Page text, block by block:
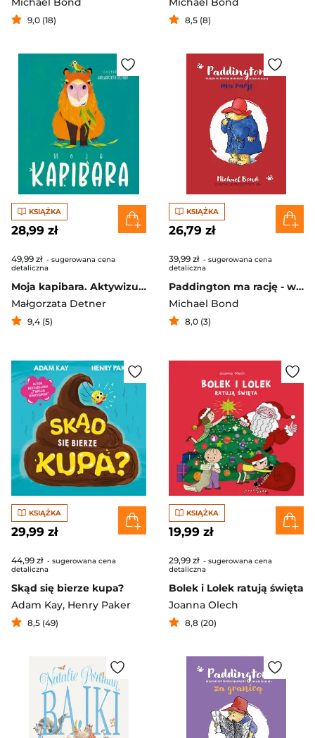
9,0 (18) 8,5 (8)
KSIĄŻKA
28,99 zł
49,99 zł - sugerowana cena
detaliczna
Moja kapibara. Aktywizująca książka dla dzieci
Małgorzata Detner
9,4 (5)
KSIĄŻKA
26,79 zł
39,99 zł - sugerowana cena
detaliczna
Paddington ma rację - wznowienie 2023
Michael Bond
8,0 (3)
KSIĄŻKA
29,99 zł
44,99 zł - sugerowana cena
detaliczna
Skąd się bierze kupa?
Adam Kay, Henry Paker
8,5 (49)
KSIĄŻKA
19,99 zł
29,99 zł - sugerowana cena
detaliczna
Bolek i Lolek ratują święta
Joanna Olech
8,8 (20)